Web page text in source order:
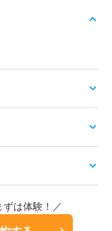
は体験！／